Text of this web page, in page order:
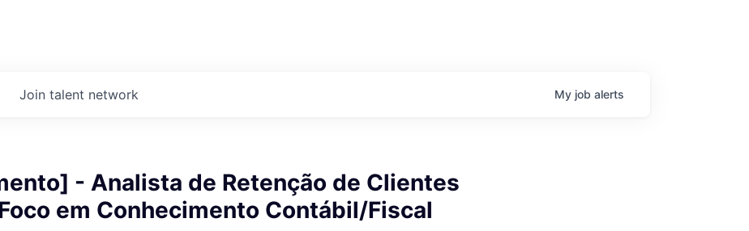
Join talent network My job alerts
- Analista de Retenção de Clientes
em Conhecimento Contábil/Fiscal